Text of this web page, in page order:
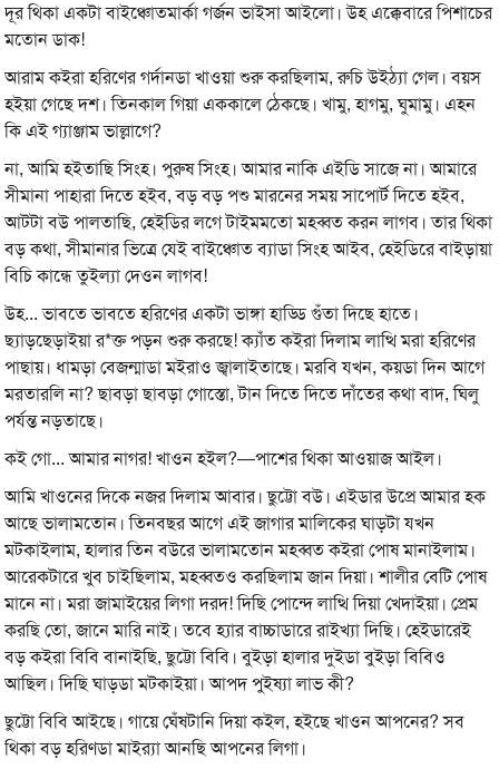
দূর থিকা একটা বাইঞ্চোতমার্কা গর্জন ভাইসা আইলো। উহ এক্কেবারে পিশাচের
মতোন ডাক!
আরাম কইরা হরিণের গর্দানডা খাওয়া শুরু করছিলাম, রুচি উইঠ্যা গেল। বয়স
হইয়া গেছে দশ। তিনকাল গিয়া এককালে ঠেকছে। খামু, হাগমু, ঘুমামু। এহন
কি এই গ্যাঞ্জাম ভাল্লাগে?
না, আমি হইতাছি সিংহ। পুরুষ সিংহ। আমার নাকি এইডি সাজে না। আমারে
সীমানা পাহারা দিতে হইব, বড় বড় পশু মারনের সময় সাপোর্ট দিতে হইব,
আটটা বউ পালতাছি, হেইডির লগে টাইমমতো মহব্বত করন লাগব। তার থিকা
বড় কথা, সীমানার ভিত্রে যেই বাইঞ্চোত ব্যাডা সিংহ আইব, হেইডিরে বাইড়ায়া
বিচি কান্ধে তুইল্যা দেওন লাগব!
উহ... ভাবতে ভাবতে হরিণের একটা ভাঙ্গা হাড্ডি গুঁতা দিছে হাতে।
ছ্যাড়ছেড়াইয়া র*ক্ত পড়ন শুরু করছে! ক্যাঁত কইরা দিলাম লাত্থি মরা হরিণের
পাছায়। ধামড়া বেজন্মাডা মইরাও জ্বালাইতাছে। মরবি যখন, কয়ডা দিন আগে
মরতারলি না? ছাবড়া ছাবড়া গোস্তো, টান দিতে দিতে দাঁতের কথা বাদ, ঘিলু
পর্যন্ত নড়তাছে।
কই গো... আমার নাগর! খাওন হইল?—পাশের থিকা আওয়াজ আইল।
আমি খাওনের দিকে নজর দিলাম আবার। ছুট্টো বউ। এইডার উপ্রে আমার হক
আছে ভালামতোন। তিনবছর আগে এই জাগার মালিকের ঘাড়টা যখন
মটকাইলাম, হালার তিন বউরে ভালামতোন মহব্বত কইরা পোষ মানাইলাম।
আরেকটারে খুব চাইছিলাম, মহব্বতও করছিলাম জান দিয়া। শালীর বেটি পোষ
মানে না। মরা জামাইয়ের লিগা দরদ! দিছি পোন্দে লাত্থি দিয়া খেদাইয়া। প্রেম
করছি তো, জানে মারি নাই। তবে হ্যার বাচ্চাডারে রাইখ্যা দিছি। হেইডারেই
বড় কইরা বিবি বানাইছি, ছুট্টো বিবি। বুইড়া হালার দুইডা বুইড়া বিবিও
আছিল। দিছি ঘাড়ডা মটকাইয়া। আপদ পুইষ্যা লাভ কী?
ছুট্টো বিবি আইছে। গায়ে ঘেঁষটানি দিয়া কইল, হইছে খাওন আপনের? সব
থিকা বড় হরিণডা মাইর‍্যা আনছি আপনের লিগা।